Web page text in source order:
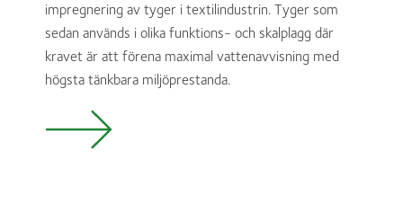
impregnering av tyger i textilindustrin. Tyger som
sedan används i olika funktions- och skalplagg där
kravet är att förena maximal vattenavvisning med
högsta tänkbara miljöprestanda.